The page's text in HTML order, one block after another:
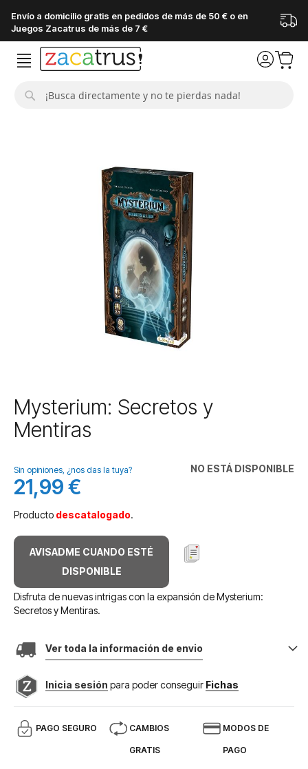
Envío a domicilio gratis en pedidos de más de 50 € o en
Juegos Zacatrus de más de 7 €
Saltar
al
comienzo
galería
de
imágenes
Mysterium: Secretos y
Mentiras
NO ESTÁ DISPONIBLE
Sin opiniones, ¿nos das la tuya?
21,99 €
Producto descatalogado.
AVISADME CUANDO ESTÉ
DISPONIBLE
Disfruta de nuevas intrigas con la expansión de Mysterium:
Secretos y Mentiras.
Ver toda la información de envio
Inicia sesión para poder conseguir Fichas
PAGO SEGURO CAMBIOS
GRATIS
MODOS DE
PAGO